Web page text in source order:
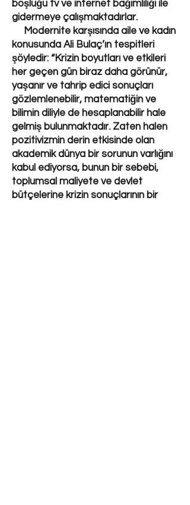
boşluğu tv ve internet bağımlılığı ile
gidermeye çalışmaktadırlar.
Modernite karşısında aile ve kadın
konusunda Ali Bulaç’ın tespitleri
şöyledir: “Krizin boyutları ve etkileri
her geçen gün biraz daha görünür,
yaşanır ve tahrip edici sonuçları
gözlemlenebilir, matematiğin ve
bilimin diliyle de hesaplanabilir hale
gelmiş bulunmaktadır. Zaten halen
pozitivizmin derin etkisinde olan
akademik dünya bir sorunun varlığını
kabul ediyorsa, bunun bir sebebi,
toplumsal maliyete ve devlet
bütçelerine krizin sonuçlarının bir